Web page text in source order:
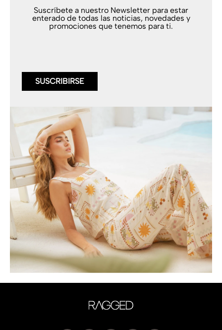
Suscríbete a nuestro Newsletter para estar
enterado de todas las noticias, novedades y
promociones que tenemos para ti.
SUSCRIBIRSE